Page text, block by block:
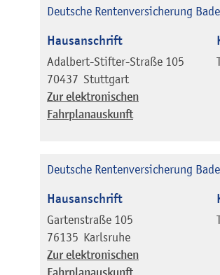
Deutsche Rentenversicherung
Hausanschrift
Adalbert-Stifter-Straße 105
70437 Stuttgart
Zur elektronischen
Fahrplanauskunft
Deutsche Rentenversicherung
Hausanschrift
Gartenstraße 105
76135 Karlsruhe
Zur elektronischen